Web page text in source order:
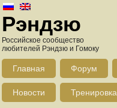
Рэндзю
Российское сообщество
любителей Рэндзю и Гомоку
Главная Форум
Новости Тренировка